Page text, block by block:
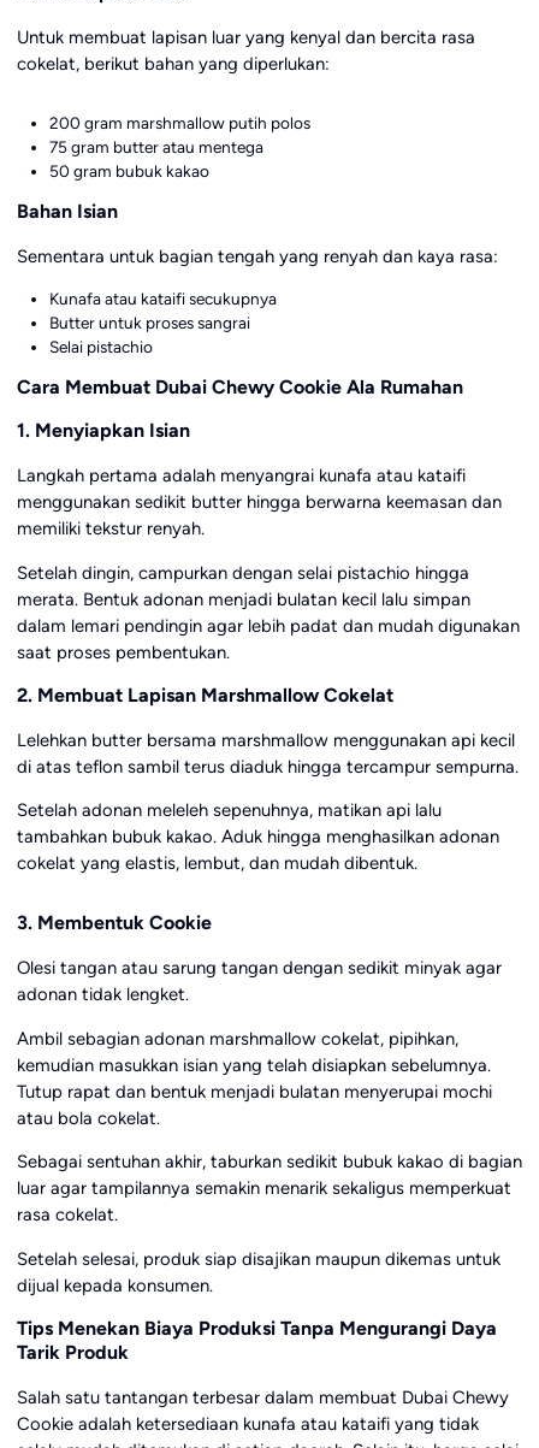
Untuk membuat lapisan luar yang kenyal dan bercita rasa
cokelat, berikut bahan yang diperlukan:
200 gram marshmallow putih polos
75 gram butter atau mentega
50 gram bubuk kakao
Bahan Isian
Sementara untuk bagian tengah yang renyah dan kaya rasa:
Kunafa atau kataifi secukupnya
Butter untuk proses sangrai
Selai pistachio
Cara Membuat Dubai Chewy Cookie Ala Rumahan
1. Menyiapkan Isian
Langkah pertama adalah menyangrai kunafa atau kataifi
menggunakan sedikit butter hingga berwarna keemasan dan
memiliki tekstur renyah.
Setelah dingin, campurkan dengan selai pistachio hingga
merata. Bentuk adonan menjadi bulatan kecil lalu simpan
dalam lemari pendingin agar lebih padat dan mudah digunakan
saat proses pembentukan.
2. Membuat Lapisan Marshmallow Cokelat
Lelehkan butter bersama marshmallow menggunakan api kecil
di atas teflon sambil terus diaduk hingga tercampur sempurna.
Setelah adonan meleleh sepenuhnya, matikan api lalu
tambahkan bubuk kakao. Aduk hingga menghasilkan adonan
cokelat yang elastis, lembut, dan mudah dibentuk.
3. Membentuk Cookie
Olesi tangan atau sarung tangan dengan sedikit minyak agar
adonan tidak lengket.
Ambil sebagian adonan marshmallow cokelat, pipihkan,
kemudian masukkan isian yang telah disiapkan sebelumnya.
Tutup rapat dan bentuk menjadi bulatan menyerupai mochi
atau bola cokelat.
Sebagai sentuhan akhir, taburkan sedikit bubuk kakao di bagian
luar agar tampilannya semakin menarik sekaligus memperkuat
rasa cokelat.
Setelah selesai, produk siap disajikan maupun dikemas untuk
dijual kepada konsumen.
Tips Menekan Biaya Produksi Tanpa Mengurangi Daya
Tarik Produk
Salah satu tantangan terbesar dalam membuat Dubai Chewy
Cookie adalah ketersediaan kunafa atau kataifi yang tidak